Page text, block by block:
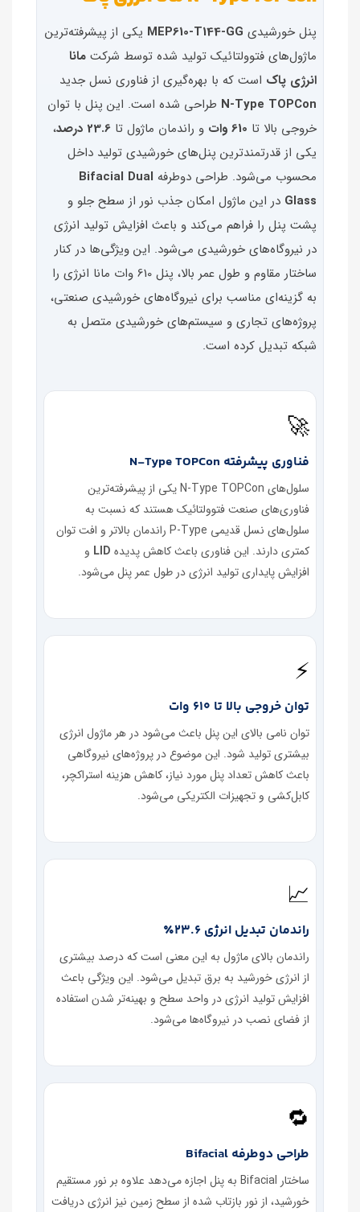
پنل خورشیدی MEP610‑T144‑GG یکی از پیشرفته‌ترین
ماژول‌های فتوولتائیک تولید شده توسط شرکت مانا
انرژی پاک است که با بهره‌گیری از فناوری نسل جدید
N‑Type TOPCon طراحی شده است. این پنل با توان
خروجی بالا تا 610 وات و راندمان ماژول تا 23.6 درصد
،
یکی از قدرتمندترین پنل‌های خورشیدی تولید داخل
محسوب می‌شود. طراحی دوطرفه Bifacial Dual
Glass در این ماژول امکان جذب نور از سطح جلو و
پشت پنل را فراهم می‌کند و باعث افزایش تولید انرژی
در نیروگاه‌های خورشیدی می‌شود. این ویژگی‌ها در کنار
ساختار مقاوم و طول عمر بالا، پنل 610 وات مانا انرژی را
به گزینه‌ای مناسب برای نیروگاه‌های خورشیدی صنعتی،
پروژه‌های تجاری و سیستم‌های خورشیدی متصل به
شبکه تبدیل کرده است.
🚀
فناوری پیشرفته N‑Type TOPCon
سلول‌های N‑Type TOPCon یکی از پیشرفته‌ترین
فناوری‌های صنعت فتوولتائیک هستند که نسبت به
سلول‌های نسل قدیمی P‑Type راندمان بالاتر و افت توان
کمتری دارند. این فناوری باعث کاهش پدیده LID و
افزایش پایداری تولید انرژی در طول عمر پنل می‌شود.
⚡
توان خروجی بالا تا 610 وات
توان نامی بالای این پنل باعث می‌شود در هر ماژول انرژی
بیشتری تولید شود. این موضوع در پروژه‌های نیروگاهی
باعث کاهش تعداد پنل مورد نیاز، کاهش هزینه استراکچر،
کابل‌کشی و تجهیزات الکتریکی می‌شود.
📈
راندمان تبدیل انرژی 23.6٪
راندمان بالای ماژول به این معنی است که درصد بیشتری
از انرژی خورشید به برق تبدیل می‌شود. این ویژگی باعث
افزایش تولید انرژی در واحد سطح و بهینه‌تر شدن استفاده
از فضای نصب در نیروگاه‌ها می‌شود.
🔁
طراحی دوطرفه Bifacial
ساختار Bifacial به پنل اجازه می‌دهد علاوه بر نور مستقیم
خورشید، از نور بازتاب شده از سطح زمین نیز انرژی دریافت